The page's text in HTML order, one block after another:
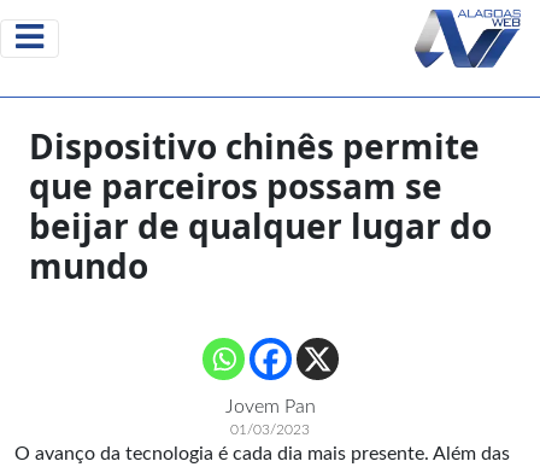
Dispositivo chinês permite
que parceiros possam se
beijar de qualquer lugar do
mundo
Jovem Pan
01/03/2023
O avanço da tecnologia é cada dia mais presente. Além das